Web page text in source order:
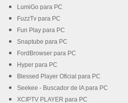
LumiGo para PC
FuzzTv para PC
Fun Play para PC
Snaptube para PC
FordBrowser para PC
Hyper para PC
Blessed Player Oficial para PC
Seekee - Buscador de IA para PC
XCIPTV PLAYER para PC